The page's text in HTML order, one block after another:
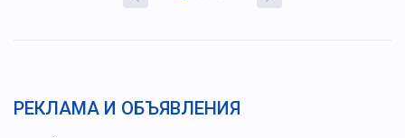
РЕКЛАМА И ОБЪЯВЛЕНИЯ